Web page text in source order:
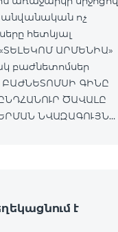
անվանական ոչ
հետևյալ
է